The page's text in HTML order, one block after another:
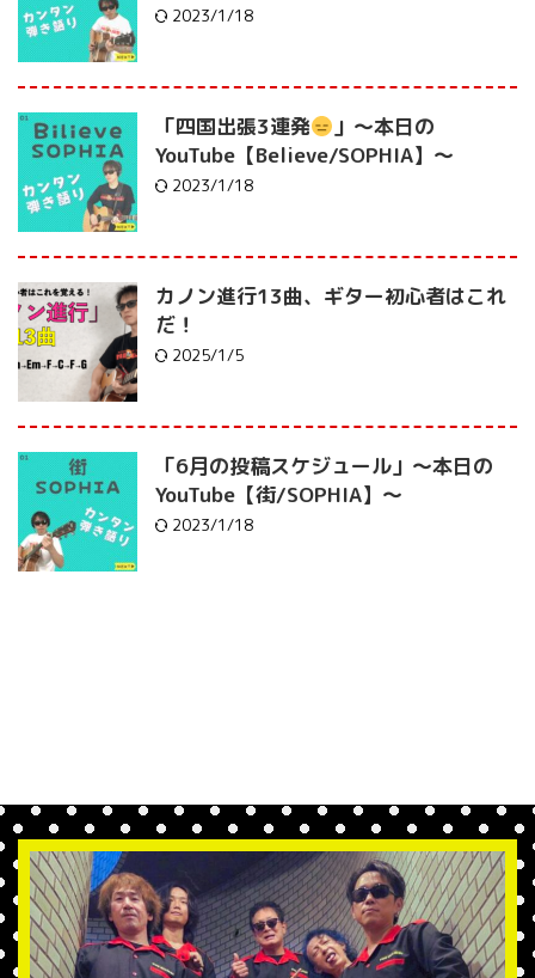
2023/1/18
「四国出張3連発
」〜本日の
YouTube【Believe/SOPHIA】〜
2023/1/18
カノン進行13曲、ギター初心者はこれ
だ！
2025/1/5
「6月の投稿スケジュール」〜本日の
YouTube【街/SOPHIA】〜
2023/1/18